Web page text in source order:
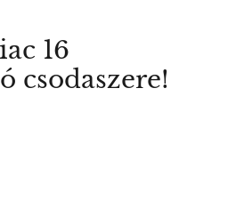
16
csodaszere!